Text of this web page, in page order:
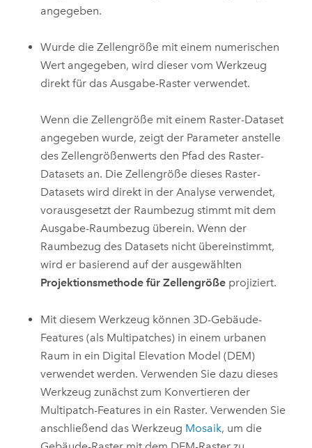
angegeben.
Wurde die Zellengröße mit einem numerischen
Wert angegeben, wird dieser vom Werkzeug
direkt für das Ausgabe-Raster verwendet.
Wenn die Zellengröße mit einem Raster-Dataset
angegeben wurde, zeigt der Parameter anstelle
des Zellengrößenwerts den Pfad des Raster-
Datasets an. Die Zellengröße dieses Raster-
Datasets wird direkt in der Analyse verwendet,
vorausgesetzt der Raumbezug stimmt mit dem
Ausgabe-Raumbezug überein. Wenn der
Raumbezug des Datasets nicht übereinstimmt,
wird er basierend auf der ausgewählten
Projektionsmethode für Zellengröße projiziert.
Mit diesem Werkzeug können 3D-Gebäude-
Features (als Multipatches) in einem urbanen
Raum in ein Digital Elevation Model (DEM)
verwendet werden. Verwenden Sie dazu dieses
Werkzeug zunächst zum Konvertieren der
Multipatch-Features in ein Raster. Verwenden Sie
anschließend das Werkzeug Mosaik, um die